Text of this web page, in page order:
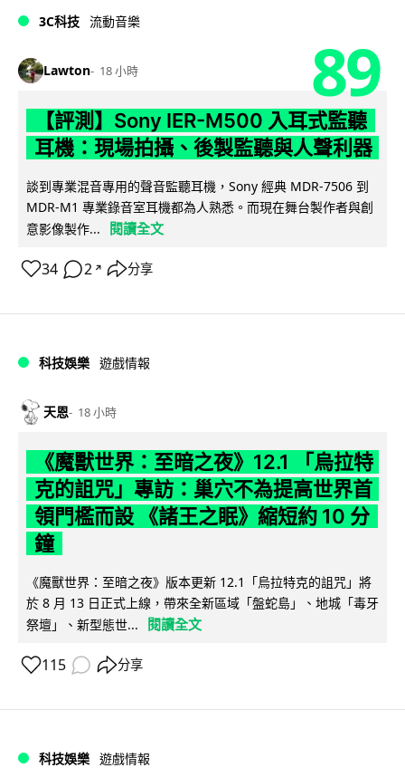
3C科技 流動音樂
Lawton 18 小時 89
【評測】Sony IER-M500 入耳式監聽
耳機：現場拍攝、後製監聽與人聲利器
談到專業混音專用的聲音監聽耳機，Sony 經典 MDR-7506 到
MDR-M1 專業錄音室耳機都為人熟悉。而現在舞台製作者與創
意影像製作...
閱讀全文
34 2 ↗ 分享
科技娛樂 遊戲情報
天恩 18 小時
《魔獸世界：至暗之夜》12.1 「烏拉特
克的詛咒」專訪：巢穴不為提高世界首
領門檻而設 《諸王之眠》縮短約 10 分
鐘
《魔獸世界：至暗之夜》版本更新 12.1「烏拉特克的詛咒」將
於 8 月 13 日正式上線，帶來全新區域「盤蛇島」、地城「毒牙
祭壇」、新型態世...
閱讀全文
115 分享
科技娛樂 遊戲情報